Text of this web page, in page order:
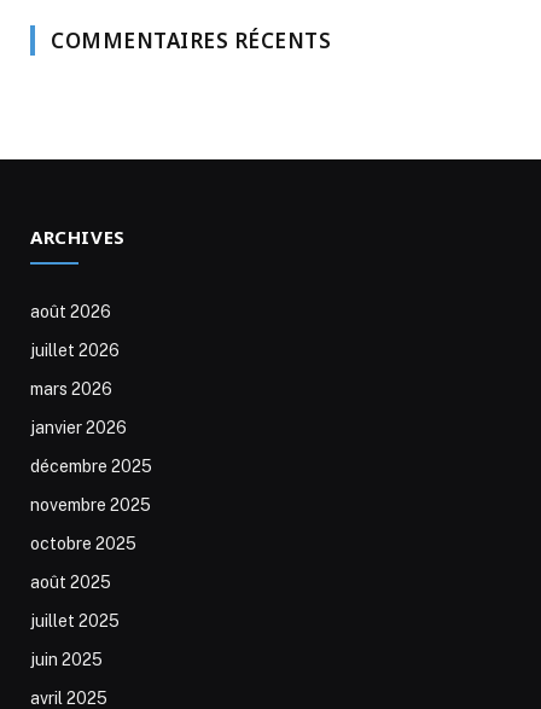
COMMENTAIRES RÉCENTS
ARCHIVES
août 2026
juillet 2026
mars 2026
janvier 2026
décembre 2025
novembre 2025
octobre 2025
août 2025
juillet 2025
juin 2025
avril 2025